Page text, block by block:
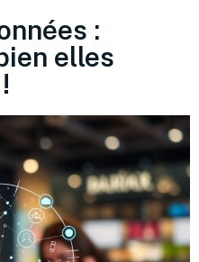
:
elles